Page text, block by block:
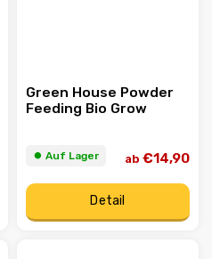
Green House Powder
Feeding Bio Grow
⏺︎ Auf Lager ab €14,90
Detail